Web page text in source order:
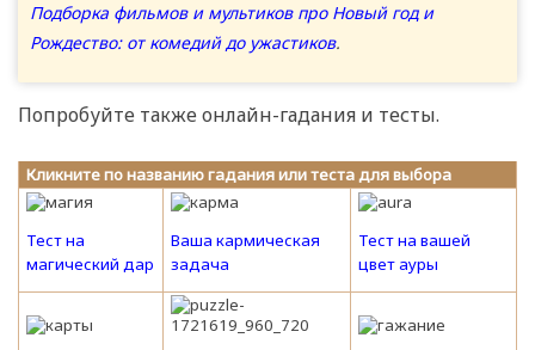
Подборка фильмов и мультиков про Новый год и
Рождество: от комедий до ужастиков.
Попробуйте также онлайн-гадания и тесты.
Кликните по названию гадания или теста для выбора
Тест на
магический дар
Ваша кармическая
задача
Тест на вашей
цвет ауры